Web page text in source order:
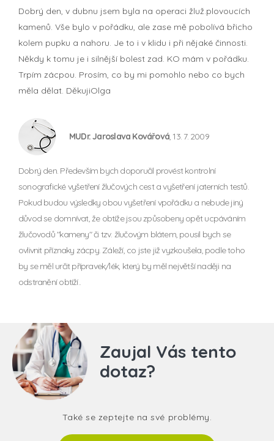
Dobrý den, v dubnu jsem byla na operaci žluž.plovoucích
kamenů. Vše bylo v pořádku, ale zase mě pobolívá břicho
kolem pupku a nahoru. Je to i v klidu i při nějaké činnosti.
Někdy k tomu je i silnější bolest zad. KO mám v pořádku.
Trpím zácpou. Prosím, co by mi pomohlo nebo co bych
měla dělat. DěkujiOlga
MUDr. Jaroslava Kovářová, 13. 7. 2009
Dobrý den. Především bych doporučil provést kontrolní
sonografické vyšetření žlučových cest a vyšetření jaterních testů.
Pokud budou výsledky obou vyšetření vpořádku a nebude jiný
důvod se domnívat, že obtíže jsou způsobeny opět ucpáváním
žlučovodů "kameny" či tzv. žlučovým blátem, pousil bych se
ovlivnit příznaky zácpy. Záleží, co jste již vyzkoušela, podle toho
by se měl určit přípravek/lék, který by měl největší naději na
odstranění obtíží..
Zaujal Vás tento
dotaz?
Také se zeptejte na své problémy.